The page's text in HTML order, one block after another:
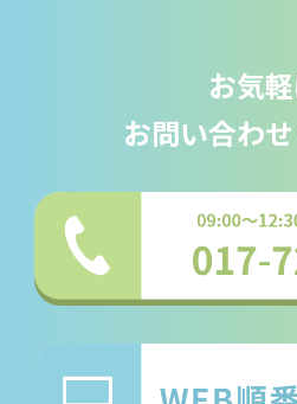
お気
お問い合わ